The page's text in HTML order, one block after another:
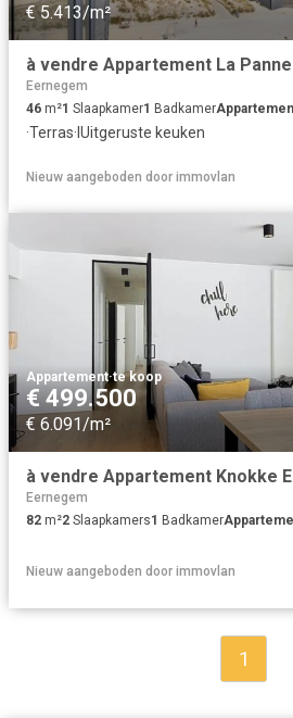
€ 5.413/m²
à vendre Appartement La
Eernegem
46 m²1 Slaapkamer1 Badkamer
·Terras· IUitgeruste keuken
Nieuw aangeboden door immovlan
Appartement·te koop
€ 499.500
€ 6.091/m²
Eernegem
82 m²2 Slaapkamers1 Badkamer
Nieuw aangeboden door immovlan
1